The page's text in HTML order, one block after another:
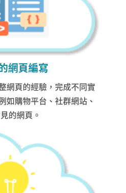
網頁編寫
網頁的經驗，完成不同實
如購物平台、社群網站、
的網頁。